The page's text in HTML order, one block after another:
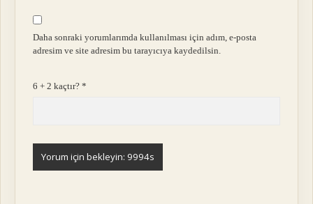
Daha sonraki yorumlarımda kullanılması için adım, e-posta
adresim ve site adresim bu tarayıcıya kaydedilsin.
6 + 2 kaçtır?*